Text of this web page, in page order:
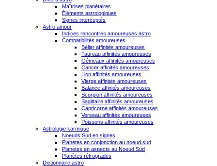
Maîtrises planétaires
Éléments astrologiques
Signes interceptés
Astro amour
Indices rencontres amoureuses astro
Compatibilités amoureuses
Bélier affinités amoureuses
Taureau affinités amoureuses
Gémeaux affinités amoureuses
Cancer affinités amoureuses
Lion affinités amoureuses
Vierge affinités amoureuses
Balance affinités amoureuses
Scorpion affinités amoureuses
Sagittaire affinités amoureuses
Capricorne affinités amoureuses
Verseau affinités amoureuses
Poissons affinités amoureuses
Astrologie karmique
Noeuds Sud en signes
Planètes en conjonction au noeud sud
Planètes en aspects au Noeud Sud
Planètes rétrogrades
Dictionnaire astro